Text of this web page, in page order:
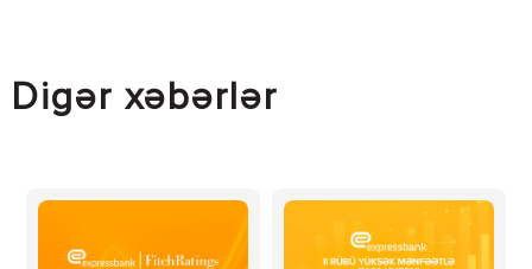
Digər xəbərlər